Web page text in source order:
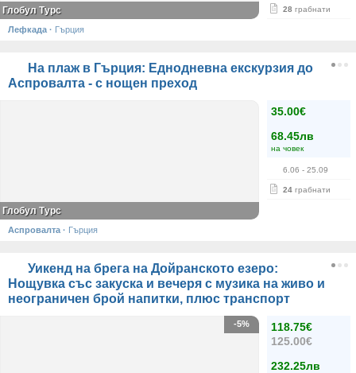
28 грабнати
Глобул Турс
Лефкада · Гърция
На плаж в Гърция: Еднодневна екскурзия до
Аспровалта - с нощен преход
35.00€
68.45лв
на човек
6.06 - 25.09
24 грабнати
Глобул Турс
Аспровалта · Гърция
Уикенд на брега на Дойранското езеро:
Нощувка със закуска и вечеря с музика на живо и
неограничен брой напитки, плюс транспорт
118.75€
125.00€
232.25лв
-5%